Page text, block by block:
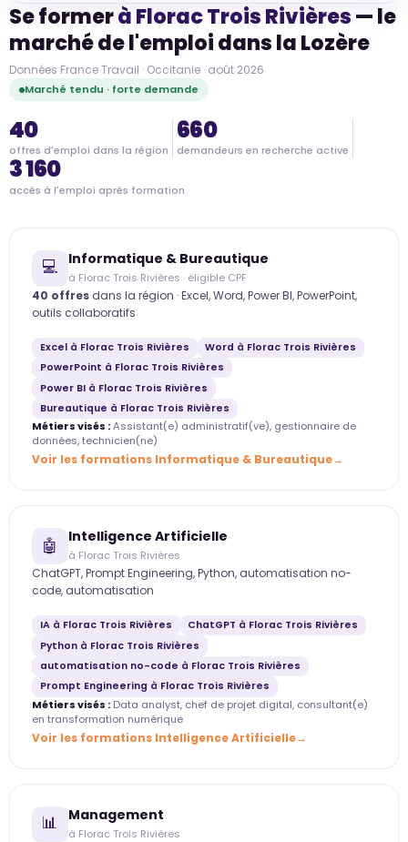
Se formerà Florac Trois Rivières— le
marché de l'emploi dans la Lozère
Données France Travail · Occitanie · août 2026
Marché tendu · forte demande
40
offres d'emploi dans la région
660
demandeurs en recherche active
3 160
accès à l'emploi après formation
💻 Informatique & Bureautique
à Florac Trois Rivières · éligible CPF
40 offres dans la région · Excel, Word, Power BI, PowerPoint,
outils collaboratifs
Excel à Florac Trois Rivières
Word à Florac Trois Rivières
PowerPoint à Florac Trois Rivières
Power BI à Florac Trois Rivières
Bureautique à Florac Trois Rivières
Métiers visés :Assistant(e) administratif(ve), gestionnaire de
données, technicien(ne)
Voir les formations Informatique & Bureautique
🤖 Intelligence Artificielle
à Florac Trois Rivières
ChatGPT, Prompt Engineering, Python, automatisation no-
code, automatisation
IA à Florac Trois Rivières
ChatGPT à Florac Trois Rivières
Python à Florac Trois Rivières
automatisation no-code à Florac Trois Rivières
Prompt Engineering à Florac Trois Rivières
Métiers visés : Data analyst, chef de projet digital, consultant(e)
en transformation numérique
Voir les formations Intelligence Artificielle
📊 Management
à Florac Trois Rivières